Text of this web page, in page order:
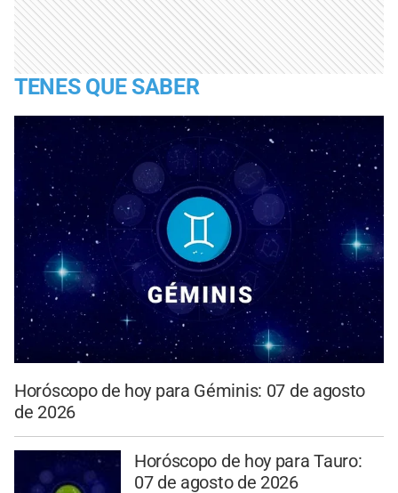
TENES QUE SABER
Horóscopo de hoy para Géminis: 07 de agosto
de 2026
Horóscopo de hoy para Tauro:
07 de agosto de 2026